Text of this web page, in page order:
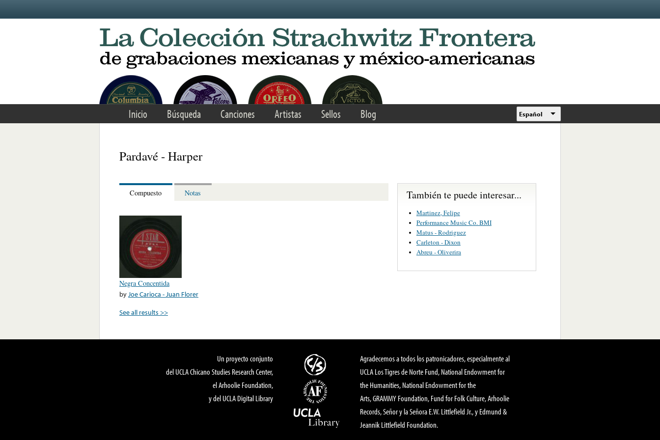
Inicio Búsqueda Canciones Artistas Sellos Blog Español
Pardavé - Harper
Compuesto Notas
Negra Concentida
byJoe Carioca - Juan Florer
See all results >>
También te puede interesar...
Martinez, Felipe
Performance Music Co. BMI
Matus - Rodriguez
Carleton - Dixon
Abreu - Oliverira
Un proyecto conjunto
del UCLA Chicano Studies Research Center,
el Arhoolie Foundation,
y del UCLA Digital Library
Agradecemos a todos los patronicadores, especialmente al
UCLA Los Tigres de Norte Fund, National Endowment for
the Humanities, National Endowment for the
Arts, GRAMMY Foundation, Fund for Folk Culture, Arhoolie
Records, Señor y la Señora E.W. Littlefield Jr., y Edmund &
Jeannik Littlefield Foundation.